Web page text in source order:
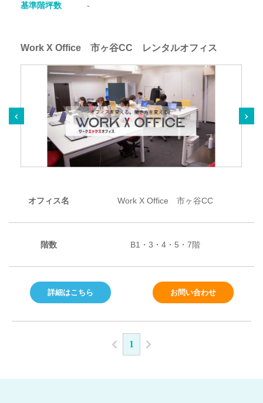
基準階坪数
-
Work X Office 市ヶ谷CC レンタルオフィス
オフィス名 Work X Office 市ヶ谷CC
階数 B1・3・4・5・7階
詳細はこちら お問い合わせ
1